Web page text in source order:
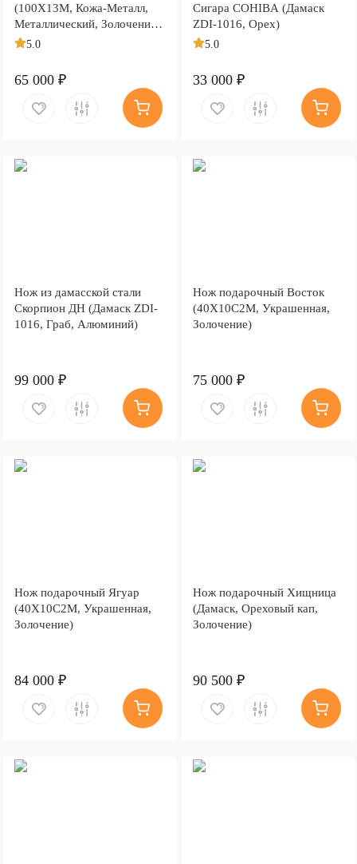
(100Х13М, Кожа-Металл,
Металлический, Золочение
клинка гарды и тыльника)
5.0
65 000 ₽
Сигара COHIBA (Дамаск
ZDI-1016, Орех)
5.0
33 000 ₽
Нож из дамасской стали
Скорпион ДН (Дамаск ZDI-
1016, Граб, Алюминий)
99 000 ₽
Нож подарочный Восток
(40Х10С2М, Украшенная,
Золочение)
75 000 ₽
Нож подарочный Ягуар
(40Х10С2М, Украшенная,
Золочение)
84 000 ₽
Нож подарочный Хищница
(Дамаск, Ореховый кап,
Золочение)
90 500 ₽